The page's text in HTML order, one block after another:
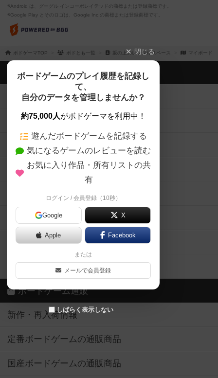
※Android は、グーグル インコーポレイテッドの商標または登録商標です。
※Google Play とそのロゴは、Google Inc.の商標または登録商標です。
ボドゲーマTOP ボドとも一覧 坂の上のレンタルスペース マイボード
閉じる
ボードゲームのプレイ履歴を記録し
て、
自分のデータを管理しませんか？
約75,000人がボドゲーマを利用中！
遊んだボードゲームを記録する
気になるゲームのレビューを読む
お気に入り作品・所有リストの共
有
ログイン / 会員登録（10秒）
Google X
Apple Facebook
または
メールで会員登録
しばらく表示しない
ボドゲーマTOP
ボードゲームを検索する
ボードゲームの新着レビュー
ボードゲーム会情報
メカニクス特集
掲示板・トピックス
ボドとも・会員一覧
ボードゲーム業界コラム
ボドゲーマご利用案内
ボードゲーム通販
新作・再入荷情報
定番ボードゲームの通販商品
国産ボードゲームの通販商品